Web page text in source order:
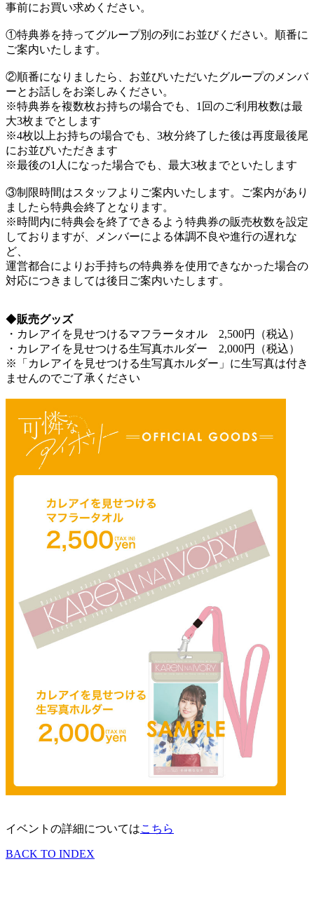
事前にお買い求めください。
①特典券を持ってグループ別の列にお並びください。順番に
ご案内いたします。
②順番になりましたら、お並びいただいたグループのメンバ
ーとお話しをお楽しみください。
※特典券を複数枚お持ちの場合でも、1回のご利用枚数は最
大3枚までとします
※4枚以上お持ちの場合でも、3枚分終了した後は再度最後尾
にお並びいただきます
※最後の1人になった場合でも、最大3枚までといたします
③制限時間はスタッフよりご案内いたします。ご案内があり
ましたら特典会終了となります。
※時間内に特典会を終了できるよう特典券の販売枚数を設定
しておりますが、メンバーによる体調不良や進行の遅れな
ど、
運営都合によりお手持ちの特典券を使用できなかった場合の
対応につきましては後日ご案内いたします。
◆販売グッズ
・カレアイを見せつけるマフラータオル 2,500円（税込）
・カレアイを見せつける生写真ホルダー 2,000円（税込）
※「カレアイを見せつける生写真ホルダー」に生写真は付き
ませんのでご了承ください
イベントの詳細についてはこちら
BACK TO INDEX